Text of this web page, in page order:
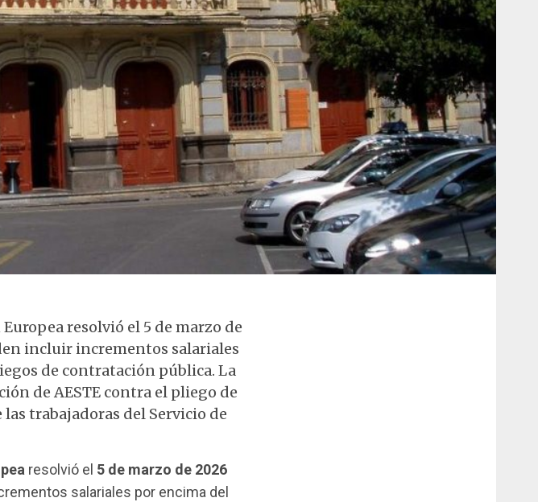
resolvió el 5 de marzo de
incluir incrementos salariales
de contratación pública. La
de AESTE contra el pliego de
trabajadoras del Servicio de
resolvió el 5 de marzo de 2026
salariales por encima del